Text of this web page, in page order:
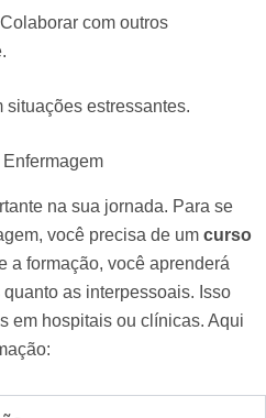
com outros
situações estressantes.
na sua jornada. Para se
você precisa de um curso
a formação, você aprenderá
as interpessoais. Isso
em hospitais ou clínicas. Aqui